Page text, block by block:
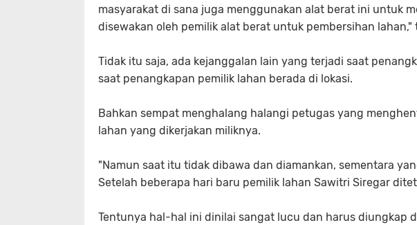
masyarakat di sana juga menggunakan alat berat ini untuk
disewakan oleh pemilik alat berat untuk pembersihan lahan,"
Tidak itu saja, ada kejanggalan lain yang terjadi saat
saat penangkapan pemilik lahan berada di lokasi.
Bahkan sempat menghalang halangi petugas yang
lahan yang dikerjakan miliknya.
"Namun saat itu tidak dibawa dan diamankan, sementara
Setelah beberapa hari baru pemilik lahan Sawitri Siregar
Tentunya hal-hal ini dinilai sangat lucu dan harus diungkap